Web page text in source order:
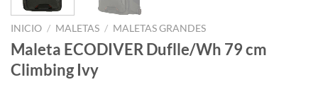
INICIO / MALETAS / MALETAS GRANDES
Maleta ECODIVER Duflle/Wh 79 cm
Climbing Ivy